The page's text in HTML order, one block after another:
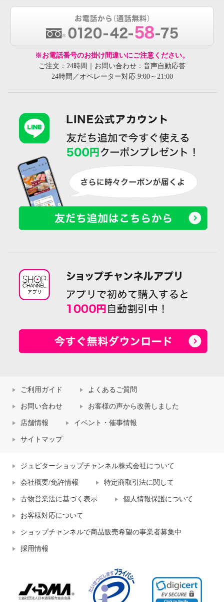
※お電話番号のお掛け間違いにご注意ください。
ご注文：24時間｜お問い合わせ：音声自動応答
24時間／オペレーター対応 9:00～21:00
ご利用ガイド よくあるご質問
お問い合わせ お客様の声から改善しました
店舗情報 イベント・催事情報
サイトマップ
ジュピターショップチャンネル株式会社について
会社概要/免許情報 特定商取引法に関して
古物営業法に基づく表示 個人情報保護について
お客様対応について
ショップチャンネルで商品販売希望の事業者募集中
採用情報